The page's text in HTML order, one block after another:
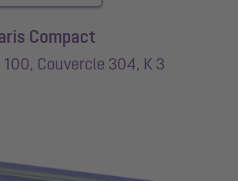
Compact
Couvercle 304, K 3